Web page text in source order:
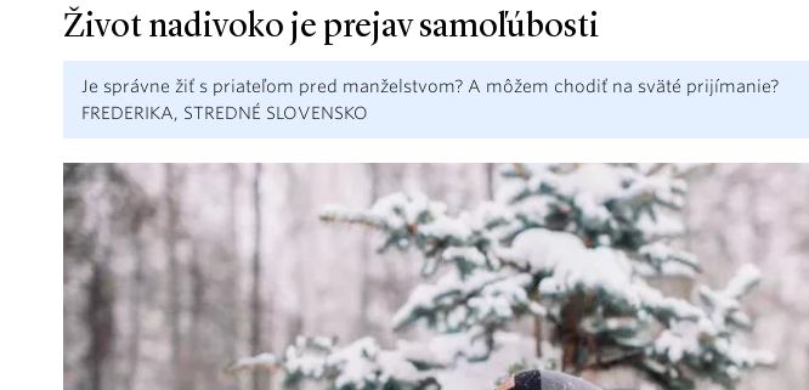
Život nadivoko je prejav samoľúbosti
Je správne žiť s priateľom pred manželstvom? A môžem chodiť na sväté prijímanie?
FREDERIKA, STREDNÉ SLOVENSKO